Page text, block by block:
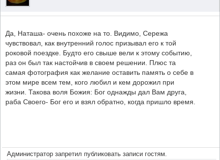
Да, Наташа- очень похоже на то. Видимо, Сережа
чувствовал, как внутренний голос призывал его к той
роковой поездке. Будто его свыше вели к этому событию,
раз он был так настойчив в своем решении. Плюс та
самая фотография как желание оставить память о себе в
этом мире всем тем, кого любил и кем дорожил при
жизни. Такова воля Божия: Бог однажды дал Вам друга,
раба Своего- Бог его и взял обратно, когда пришло время.
Администратор запретил публиковать записи гостям.